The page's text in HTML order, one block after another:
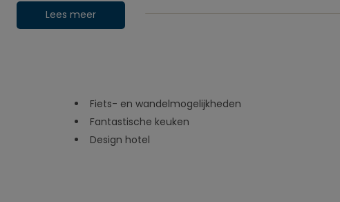
Lees meer
Fiets- en wandelmogelijkheden
Fantastische keuken
Design hotel